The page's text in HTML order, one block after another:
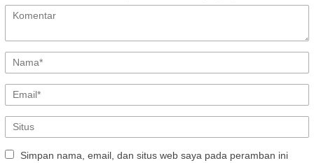
Simpan nama, email, dan situs web saya pada peramban ini